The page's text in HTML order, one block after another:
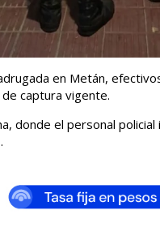
en Metán,
captura vigente.
donde el personal